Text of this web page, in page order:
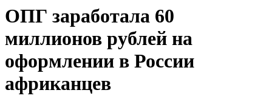
ОПГ заработала 60
миллионов рублей на
оформлении в России
африканцев